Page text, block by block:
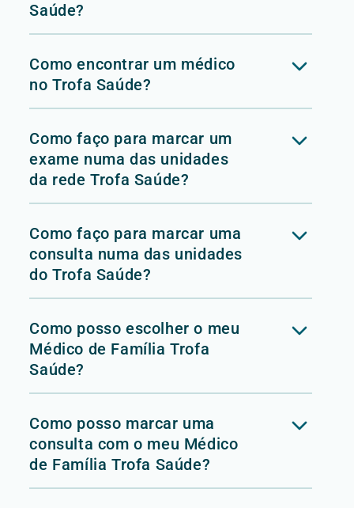
Saúde?
Como encontrar um médico
no Trofa Saúde?
Como faço para marcar um
exame numa das unidades
da rede Trofa Saúde?
Como faço para marcar uma
consulta numa das unidades
do Trofa Saúde?
Como posso escolher o meu
Médico de Família Trofa
Saúde?
Como posso marcar uma
consulta com o meu Médico
de Família Trofa Saúde?